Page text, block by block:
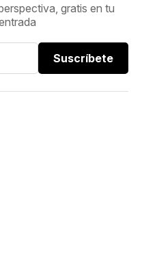
gratis en tu
Suscríbete